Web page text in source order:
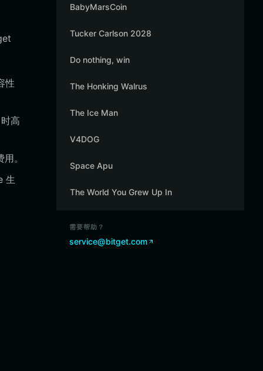
性
高
。
生
BabyMarsCoin
Tucker Carlson 2028
Do nothing, win
The Honking Walrus
The Ice Man
V4DOG
Space Apu
The World You Grew Up In
需要帮助？
service@bitget.com